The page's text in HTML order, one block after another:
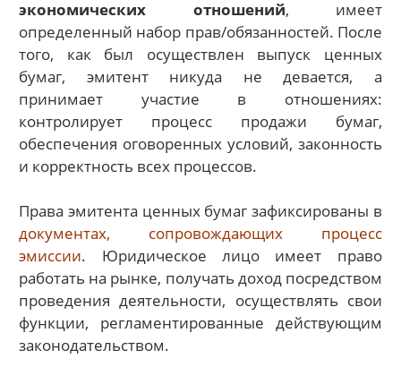
экономических отношений, имеет
определенный набор прав/обязанностей. После
того, как был осуществлен выпуск ценных
бумаг, эмитент никуда не девается, а
принимает участие в отношениях:
контролирует процесс продажи бумаг,
обеспечения оговоренных условий, законность
и корректность всех процессов.
Права эмитента ценных бумаг зафиксированы в
документах, сопровождающих процесс
эмиссии. Юридическое лицо имеет право
работать на рынке, получать доход посредством
проведения деятельности, осуществлять свои
функции, регламентированные действующим
законодательством.